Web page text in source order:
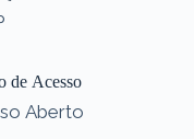
de Acesso
Aberto